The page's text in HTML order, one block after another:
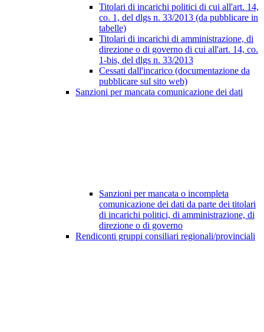
Titolari di incarichi politici di cui all'art. 14,
co. 1, del dlgs n. 33/2013 (da pubblicare in
tabelle)
Titolari di incarichi di amministrazione, di
direzione o di governo di cui all'art. 14, co.
1-bis, del dlgs n. 33/2013
Cessati dall'incarico (documentazione da
pubblicare sul sito web)
Sanzioni per mancata comunicazione dei dati
Sanzioni per mancata o incompleta
comunicazione dei dati da parte dei titolari
di incarichi politici, di amministrazione, di
direzione o di governo
Rendiconti gruppi consiliari regionali/provinciali